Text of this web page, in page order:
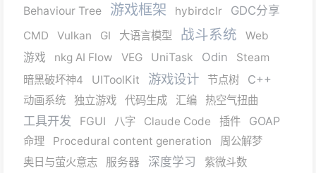
Behaviour Tree 游戏框架 hybirdclr GDC分享
CMD Vulkan GI 大语言模型 战斗系统
Web
游戏
nkg AI Flow VEG UniTask Odin
Steam
暗黑破坏神4
UIToolKit 游戏设计 节点树 C++
动画系统 独立游戏 代码生成 汇编 热空气扭曲
工具开发 FGUI 八字 Claude Code 插件 GOAP
命理 Procedural content generation
周公解梦
奥日与萤火意志
服务器 深度学习 紫微斗数